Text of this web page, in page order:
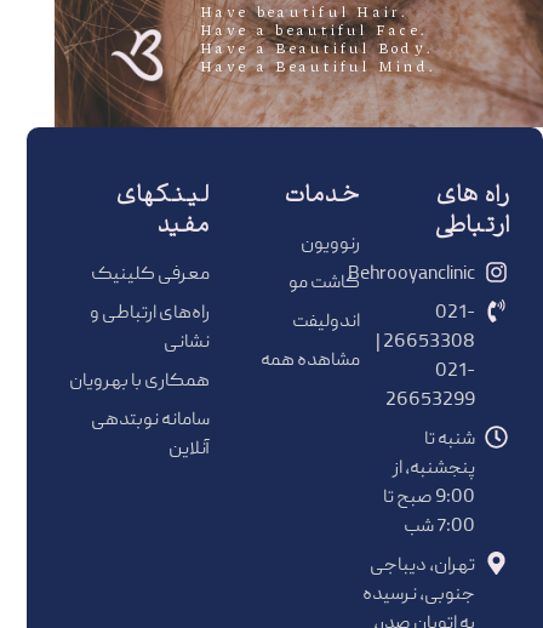
.Have beautiful Hair
.Have a beautiful Face
.Have a Beautiful Body
.Have a Beautiful Mind
راه های
ارتباطی
Behrooyanclinic
021-
021-
26653299
شنبه تا
پنجشنبه، از
9:00 صبح تا
7:00 شب
تهران، دیباجی
جنوبی، نرسیده
خدمات
رنوویون
کاشت مو
اندولیفت
مشاهده همه
لینکهای
مفید
معرفی کلینیک
راه‌های ارتباطی و
نشانی
همکاری با بهرویان
سامانه نوبتدهی
آنلاین